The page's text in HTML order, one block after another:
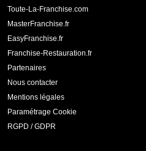
Toute-La-Franchise.com
MasterFranchise.fr
EasyFranchise.fr
Franchise-Restauration.fr
Partenaires
Nous contacter
Mentions légales
Paramétrage Cookie
RGPD / GDPR